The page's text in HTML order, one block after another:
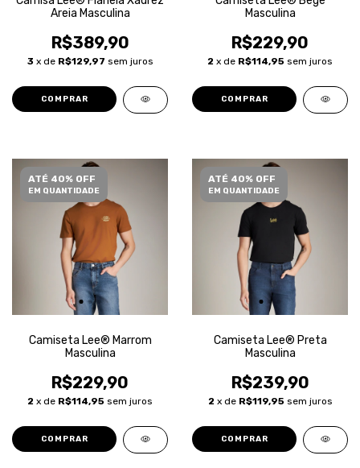
Areia Masculina
R$389,90
3 x de R$129,97 sem juros
COMPRAR
Masculina
R$229,90
2 x de R$114,95 sem juros
COMPRAR
ATÉ 40% OFF
EM QUANTIDADE
Camiseta Lee® Marrom
Masculina
R$229,90
2 x de R$114,95 sem juros
COMPRAR
ATÉ 40% OFF
EM QUANTIDADE
Camiseta Lee® Preta
Masculina
R$239,90
2 x de R$119,95 sem juros
COMPRAR